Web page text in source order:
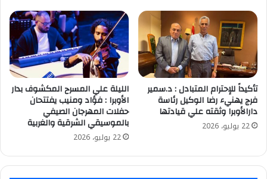
تأكيداً للإحترام المتبادل : د.سمير
فرج يهنيء رضا الوكيل رئاسة
دارالأوبرا وثقته علي قيادتها
22 يوليو، 2026
الليلة علي المسرح المكشوف بدار
الأوبرا : فؤاد ومنيب يفتتحان
حفلات المهرجان الصيفي
بالموسيقي الشرقية والغربية
22 يوليو، 2026